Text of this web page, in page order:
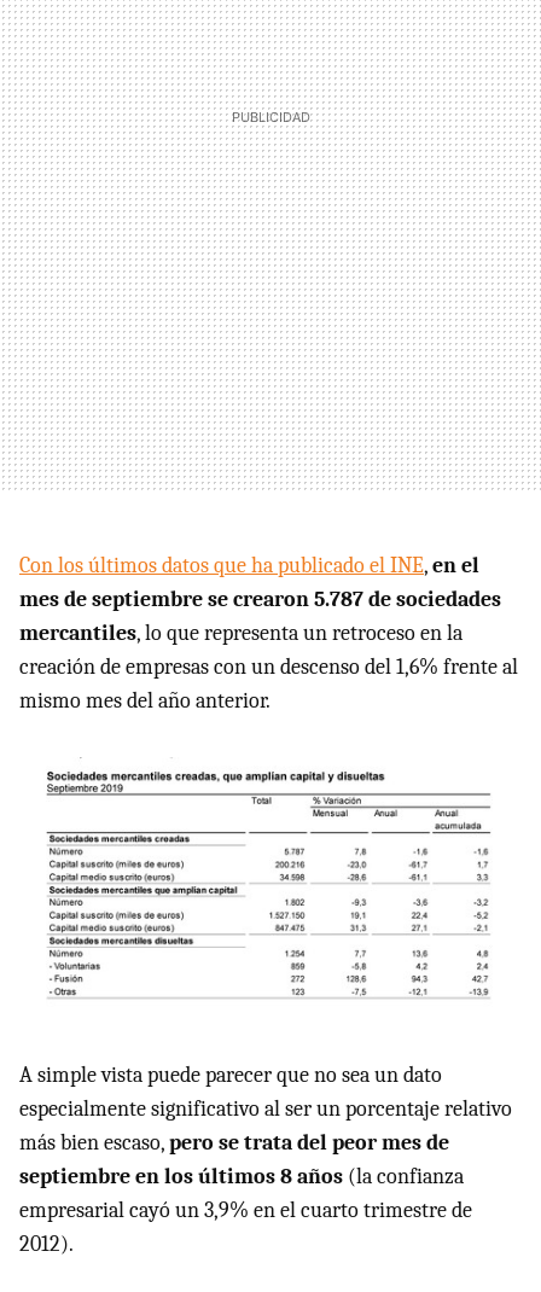
Con los últimos datos que ha publicado el INE,en el
mes de septiembre se crearon 5.787 de sociedades
mercantiles, lo que representa un retroceso en la
creación de empresas con un descenso del 1,6% frente al
mismo mes del año anterior.
A simple vista puede parecer que no sea un dato
especialmente significativo al ser un porcentaje relativo
más bien escaso,pero se trata del peor mes de
septiembre en los últimos 8 años (la confianza
empresarial cayó un 3,9% en el cuarto trimestre de
2012).